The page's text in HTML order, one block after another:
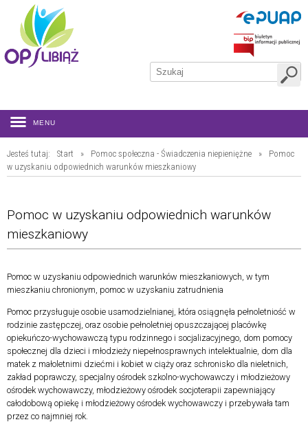
MENU
Jesteś tutaj: Start » Pomoc społeczna - Świadczenia niepieniężne »
Pomoc
w uzyskaniu odpowiednich warunków mieszkaniowy
Pomoc w uzyskaniu odpowiednich warunków
mieszkaniowy
Pomoc w uzyskaniu odpowiednich warunków mieszkaniowych, w tym
mieszkaniu chronionym, pomoc w uzyskaniu zatrudnienia
Pomoc przysługuje osobie usamodzielnianej, która osiągnęła pełnoletniość w
rodzinie zastępczej, oraz osobie pełnoletniej opuszczającej placówkę
opiekuńczo-wychowawczą typu rodzinnego i socjalizacyjnego, dom pomocy
społecznej dla dzieci i młodzieży niepełnosprawnych intelektualnie, dom dla
matek z małoletnimi dziećmi i kobiet w ciąży oraz schronisko dla nieletnich,
zakład poprawczy, specjalny ośrodek szkolno-wychowawczy i młodzieżowy
ośrodek wychowawczy, młodzieżowy ośrodek socjoterapii zapewniający
całodobową opiekę i młodzieżowy ośrodek wychowawczy i przebywała tam
przez co najmniej rok.